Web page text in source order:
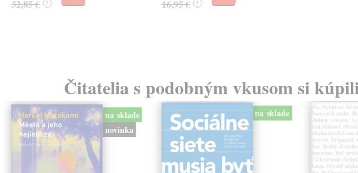
32,85 € ? 16,95 € ?
Čitatelia s podobným vkusom si
na sklade
novinka
na sklade